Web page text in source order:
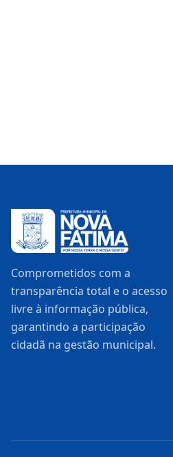
Comprometidos com a
transparência total e o acesso
livre à informação pública,
garantindo a participação
cidadã na gestão municipal.